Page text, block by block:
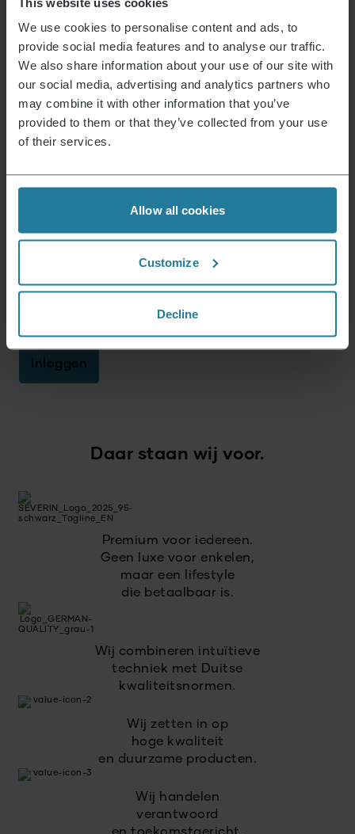
We use cookies to personalise content and ads, to
provide social media features and to analyse our traffic.
We also share information about your use of our site with
our social media, advertising and analytics partners who
may combine it with other information that you’ve
provided to them or that they’ve collected from your use
of their services.
Allow all cookies
Customize
Decline
USP webshop afbeelding 1
Garantieverklaring
Mogelijke gevaarlijke stoffen
Handleiding 8575_MANUAL_PG_8575_V1.pdfVeiligheidsinstructies
8575_SAFETY.pdfGarantieverklaring WARRANTY_PG_8575_02-
24_.pdf
15% voor je volgende aankoop.
Inloggen
Daar staan wij voor.
Premium voor iedereen.
Geen luxe voor enkelen,
maar een lifestyle
die betaalbaar is.
Wij combineren intuïtieve
techniek met Duitse
kwaliteitsnormen.
Wij zetten in op
hoge kwaliteit
en duurzame producten.
Wij handelen
verantwoord